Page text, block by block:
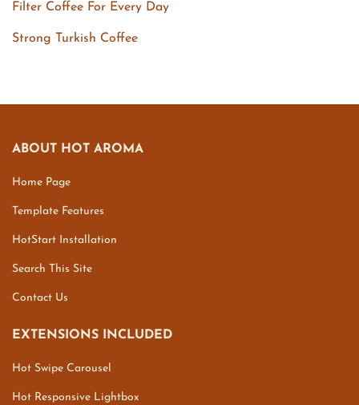
Filter Coffee For Every Day
Strong Turkish Coffee
ABOUT HOT AROMA
Home Page
Template Features
HotStart Installation
Search This Site
Contact Us
EXTENSIONS INCLUDED
Hot Swipe Carousel
Hot Responsive Lightbox